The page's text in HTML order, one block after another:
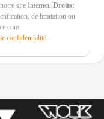
notre site Internet.Droits:
de limitation ou
confidentialité